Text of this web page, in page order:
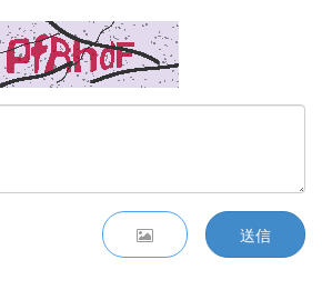
送信